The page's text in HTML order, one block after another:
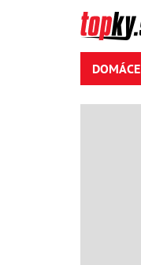
DOMÁCE